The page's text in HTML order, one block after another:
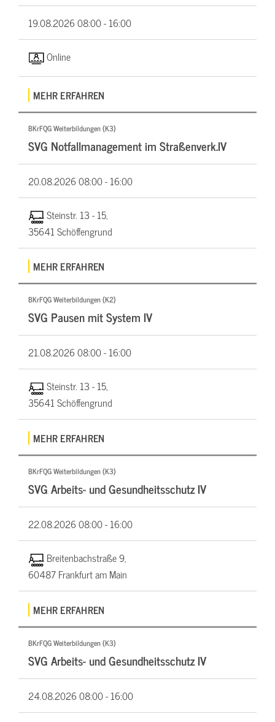
19.08.202608:00 - 16:00
Online
MEHR ERFAHREN
BKrFQG Weiterbildungen (K3)
SVG Notfallmanagement im Straßenverk.IV
20.08.202608:00 - 16:00
Steinstr. 13 - 15,
35641 Schöffengrund
MEHR ERFAHREN
BKrFQG Weiterbildungen (K2)
SVG Pausen mit System IV
21.08.202608:00 - 16:00
Steinstr. 13 - 15,
35641 Schöffengrund
MEHR ERFAHREN
BKrFQG Weiterbildungen (K3)
SVG Arbeits- und Gesundheitsschutz IV
22.08.202608:00 - 16:00
Breitenbachstraße 9,
60487 Frankfurt am Main
MEHR ERFAHREN
BKrFQG Weiterbildungen (K3)
SVG Arbeits- und Gesundheitsschutz IV
24.08.202608:00 - 16:00